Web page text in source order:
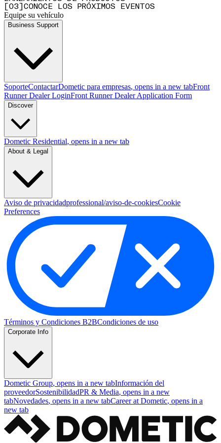
03 CONOCE LOS PRÓXIMOS EVENTOS
Equipe su vehículo
Business Support
SoporteContactarDometic para empresas, opens in a new tabFront
Runner Dealer LoginFront Runner Dealer Application Form
Discover
Dometic Residential, opens in a new tab
About & Legal
Aviso de privacidadprofessional/aviso-de-cookiesCookie
Preferences
Términos y Condiciones B2BCondiciones de uso
Corporate Info
Dometic Group, opens in a new tabInformación del
proveedorSostenibilidadPR & Media, opens in a new
tabNovedades, opens in a new tabCareer at Dometic, opens in a
new tab